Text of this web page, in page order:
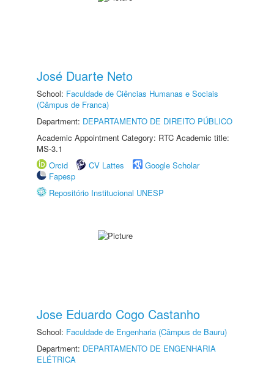
José Duarte Neto
School: Faculdade de Ciências Humanas e Sociais
(Câmpus de Franca)
Department: DEPARTAMENTO DE DIREITO PÚBLICO
Academic Appointment Category: RTC Academic title:
MS-3.1
Orcid
CV Lattes
Google Scholar
Fapesp
Repositório Institucional UNESP
Jose Eduardo Cogo Castanho
School: Faculdade de Engenharia (Câmpus de Bauru)
Department: DEPARTAMENTO DE ENGENHARIA
ELÉTRICA